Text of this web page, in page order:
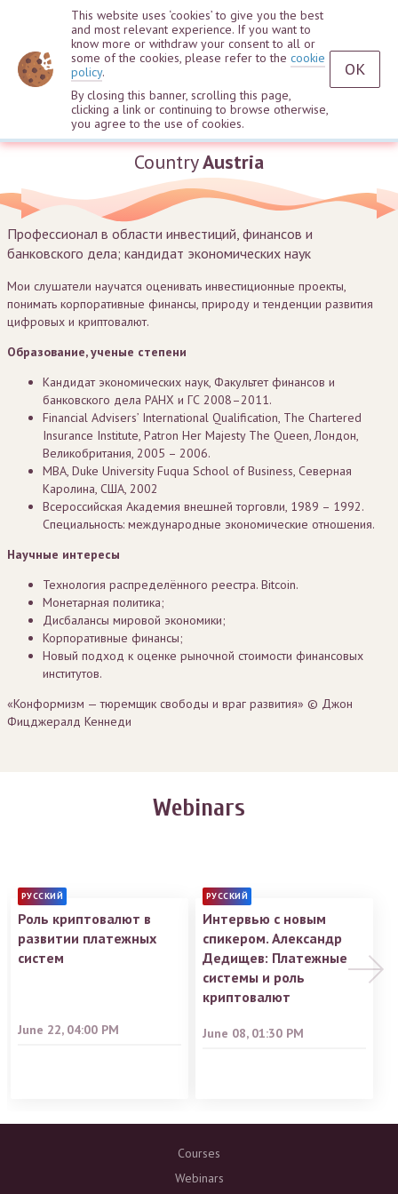
Alexander Dedishchev
CountryAustria
Профессионал в области инвестиций, финансов и
банковского дела; кандидат экономических наук
Мои слушатели научатся оценивать инвестиционные проекты,
понимать корпоративные финансы, природу и тенденции развития
цифровых и криптовалют.
Образование, ученые степени
Кандидат экономических наук, Факультет финансов и
банковского дела РАНХ и ГС 2008–2011.
Financial Advisers’ International Qualification, The Chartered
Insurance Institute, Patron Her Majesty The Queen, Лондон,
Великобритания, 2005 – 2006.
MBA, Duke University Fuqua School of Business, Северная
Каролина, США, 2002
Всероссийская Академия внешней торговли, 1989 – 1992.
Специальность: международные экономические отношения.
Научные интересы
Технология распределённого реестра. Bitcoin.
Монетарная политика;
Дисбалансы мировой экономики;
Корпоративные финансы;
Новый подход к оценке рыночной стоимости финансовых
институтов.
«Конформизм — тюремщик свободы и враг развития» © Джон
Фицджералд Кеннеди
Webinars
РУССКИЙ
Роль криптовалют в
развитии платежных
систем
June 22, 04:00 PM
РУССКИЙ
Интервью с новым
спикером. Александр
Дедищев: Платежные
системы и роль
криптовалют
June 08, 01:30 PM
Courses
Webinars
This website uses ‘cookies’ to give you the best
and most relevant experience. If you want to
know more or withdraw your consent to all or
some of the cookies, please refer to the cookie
policy.
By closing this banner, scrolling this page,
clicking a link or continuing to browse otherwise,
you agree to the use of cookies.
OK